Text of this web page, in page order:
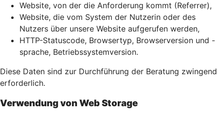
Website, von der die Anforderung kommt (Referrer),
Website, die vom System der Nutzerin oder des
Nutzers über unsere Website aufgerufen werden,
HTTP-Statuscode, Browsertyp, Browserversion und -
sprache, Betriebssystemversion.
Diese Daten sind zur Durchführung der Beratung zwingend
erforderlich.
Verwendung von Web Storage